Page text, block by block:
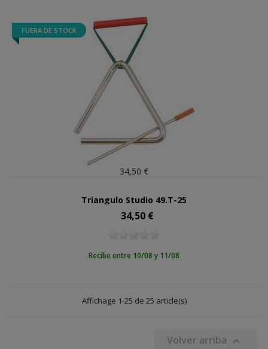
FUERA DE STOCK
34,50 €
Triangulo Studio 49.T-25
Precio
34,50 €
Recibe entre 10/08 y 11/08
Affichage 1-25 de 25 article(s)
Volver arriba 